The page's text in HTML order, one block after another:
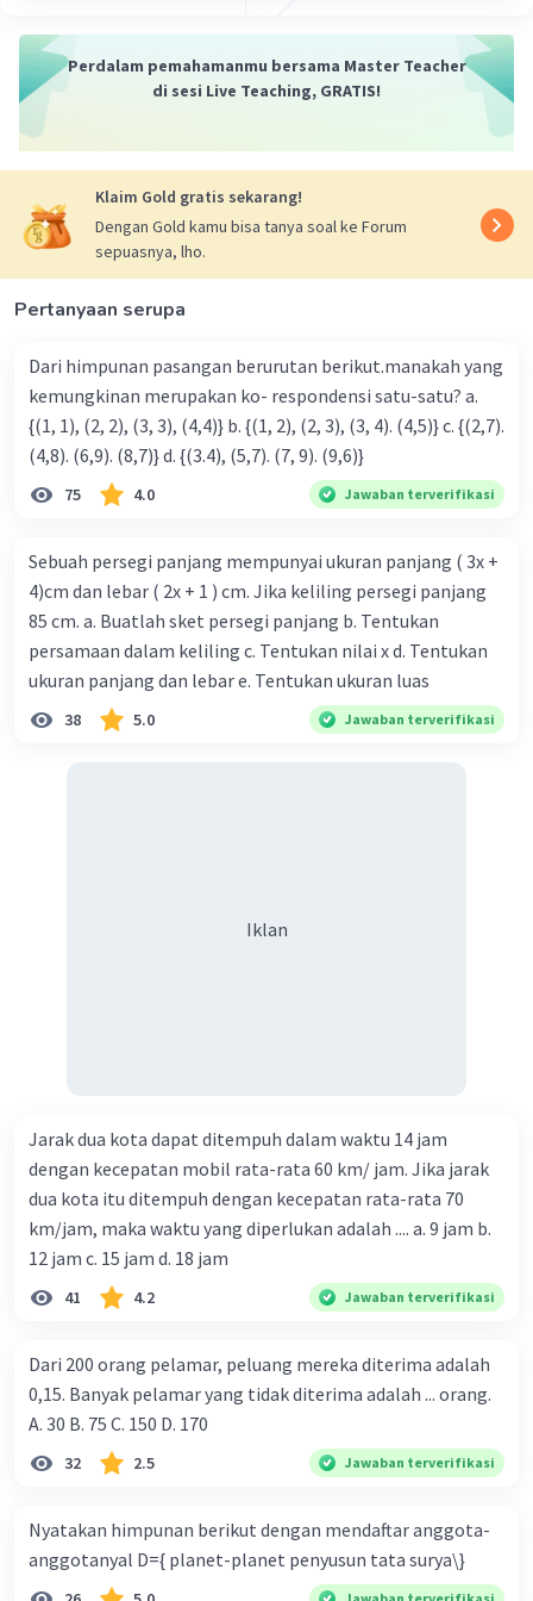
= 2x2+ 15x - 27
Perdalam pemahamanmu bersama Master Teacher
di sesi Live Teaching, GRATIS!
Klaim Gold gratis sekarang!
Dengan Gold kamu bisa tanya soal ke Forum
sepuasnya, lho.
Pertanyaan serupa
Dari himpunan pasangan berurutan berikut.manakah yang
kemungkinan merupakan ko- respondensi satu-satu? a.
{(1, 1), (2, 2), (3, 3), (4,4)} b. {(1, 2), (2, 3), (3, 4). (4,5)} c. {(2,7).
(4,8). (6,9). (8,7)} d. {(3.4), (5,7). (7, 9). (9,6)}
75 4.0 Jawaban terverifikasi
Sebuah persegi panjang mempunyai ukuran panjang ( 3x +
4)cm dan lebar ( 2x + 1 ) cm. Jika keliling persegi panjang
85 cm. a. Buatlah sket persegi panjang b. Tentukan
persamaan dalam keliling c. Tentukan nilai x d. Tentukan
ukuran panjang dan lebar e. Tentukan ukuran luas
38 5.0 Jawaban terverifikasi
Iklan
Jarak dua kota dapat ditempuh dalam waktu 14 jam
dengan kecepatan mobil rata-rata 60 km/ jam. Jika jarak
dua kota itu ditempuh dengan kecepatan rata-rata 70
km/jam, maka waktu yang diperlukan adalah .... a. 9 jam b.
12 jam c. 15 jam d. 18 jam
41 4.2 Jawaban terverifikasi
Dari 200 orang pelamar, peluang mereka diterima adalah
0,15. Banyak pelamar yang tidak diterima adalah ... orang.
A. 30 B. 75 C. 150 D. 170
32 2.5 Jawaban terverifikasi
Nyatakan himpunan berikut dengan mendaftar anggota-
anggotanyal D={ planet-planet penyusun tata surya\}